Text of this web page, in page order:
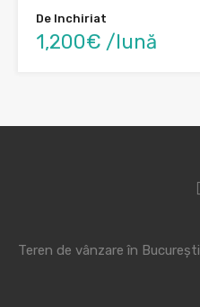
De Inchiriat
1,200€ /lună
Teren de vânzare în București